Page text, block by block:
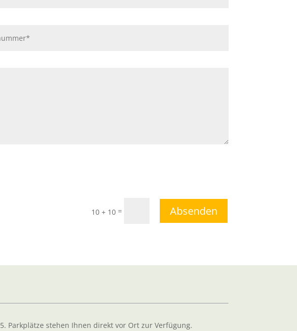
10 + 10= Absenden
Parkplätze stehen Ihnen direkt vor Ort zur Verfügung.